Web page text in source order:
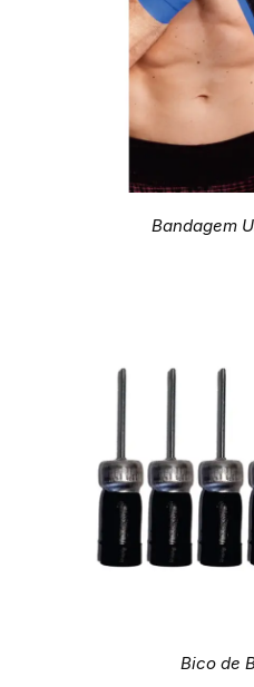
Bandagem
Bico de